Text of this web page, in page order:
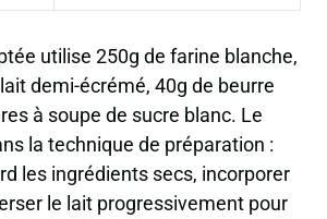
utilise 250g de farine blanche,
demi-écrémé, 40g de beurre
à soupe de sucre blanc. Le
la technique de préparation :
les ingrédients secs, incorporer
le lait progressivement pour